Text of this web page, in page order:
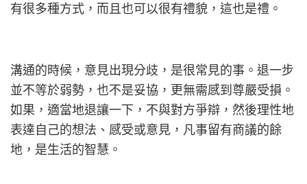
有很多種方式，而且也可以很有禮貌， 這也是禮。
溝通的時候，意見出現分歧，是很常見的事。退一步
並不等於弱勢， 也不是妥協，更無需感到尊嚴受損。
如果，適當地退讓一下， 不與對方爭辯，然後理性地
表達自己的想法、感受或意見， 凡事留有商議的餘
地，是生活的智慧。